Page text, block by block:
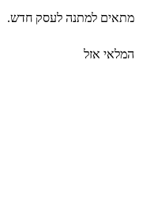
מתאים למתנה לעסק חדש.
המלאי אזל